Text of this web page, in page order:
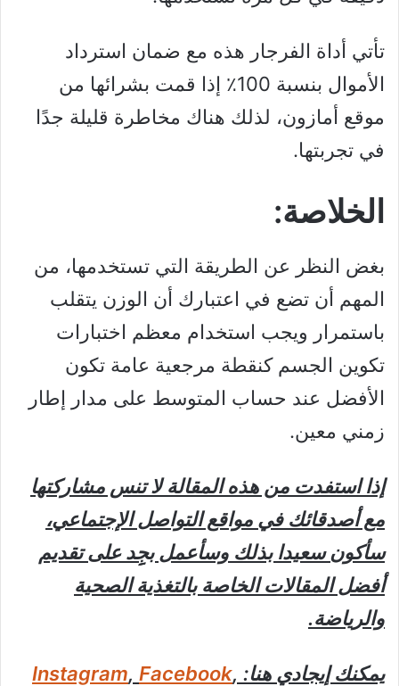
تأتي أداة الفرجار هذه مع ضمان استرداد
الأموال بنسبة 100٪ إذا قمت بشرائها من
موقع أمازون، لذلك هناك مخاطرة قليلة جدًا
في تجربتها.
الخلاصة:
بغض النظر عن الطريقة التي تستخدمها، من
المهم أن تضع في اعتبارك أن الوزن يتقلب
باستمرار ويجب استخدام معظم اختبارات
تكوين الجسم كنقطة مرجعية عامة تكون
الأفضل عند حساب المتوسط ​​على مدار إطار
زمني معين.
إذا استفدت من هذه المقالة لا تنس مشاركتها
مع أصدقائك في مواقع التواصل الإجتماعي،
سأكون سعيدا بذلك وسأعمل بجِِد على تقديم
أفضل المقالات الخاصة بالتغذية الصحية
والرياضة.
يمكنك إيجادي هنا: Instagram, Facebook,